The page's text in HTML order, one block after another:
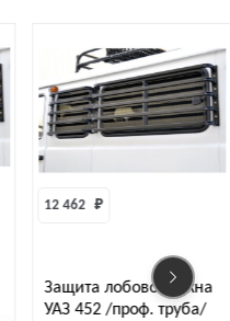
Защита лобового окна
УАЗ 452 /проф. труба/
12 462 ₽